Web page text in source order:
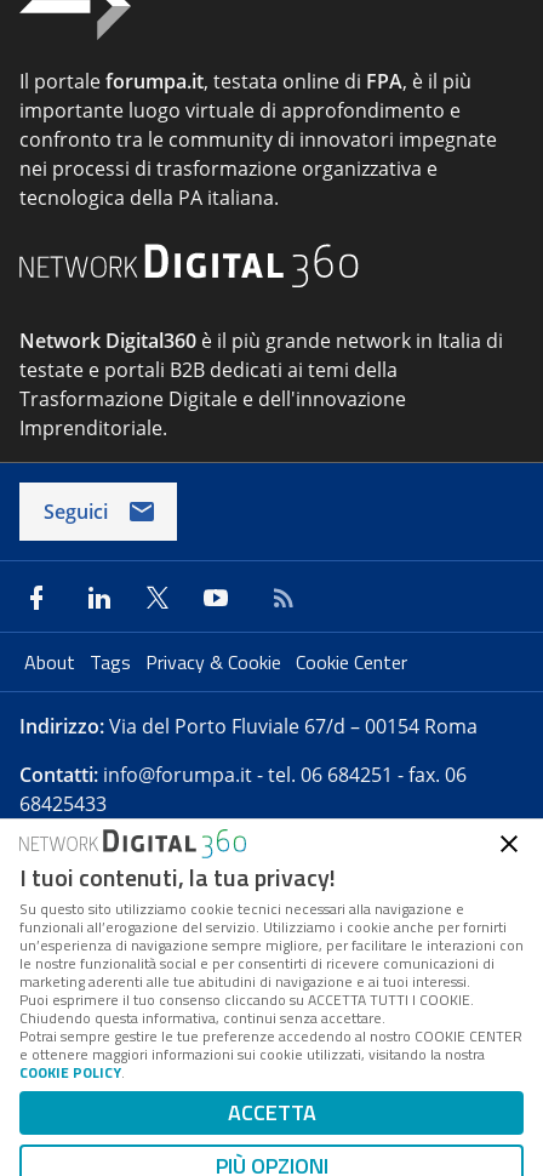
Il portaleforumpa.it, testata online di FPA, è il più
importante luogo virtuale di approfondimento e
confronto tra le community di innovatori impegnate
nei processi di trasformazione organizzativa e
tecnologica della PA italiana.
Network Digital360 è il più grande network in Italia di
testate e portali B2B dedicati ai temi della
Trasformazione Digitale e dell'innovazione
Imprenditoriale.
Seguici
About Tags Privacy & Cookie Cookie Center
Indirizzo:Via del Porto Fluviale 67/d – 00154 Roma
Contatti: info@forumpa.it- tel. 06 684251 - fax. 06
68425433
Forumpa.itè una pubblicazione telematica iscritta
presso Registro della stampa del Tribunale di Roma -
Reg. n. 182 del 2 maggio 2008 - Direttore resp. Michela
Stentella
FPA s.r.l. è società soggetta a Direzione e
Coordinamento da parte di Digital360 S.p.A. - FPA s.r.l.
è un'azienda certificata per il sistema di management
Codice Fiscale/Partita IVA n. 10693191008 - R.E.A. Roma
n. 1249791. ISP AWS
Mappa del sito
I tuoi contenuti, la tua privacy!
Su questo sito utilizziamo cookie tecnici necessari alla navigazione e
funzionali all’erogazione del servizio. Utilizziamo i cookie anche per fornirti
un’esperienza di navigazione sempre migliore, per facilitare le interazioni con
le nostre funzionalità social e per consentirti di ricevere comunicazioni di
marketing aderenti alle tue abitudini di navigazione e ai tuoi interessi.
Puoi esprimere il tuo consenso cliccando su ACCETTA TUTTI I COOKIE.
Chiudendo questa informativa, continui senza accettare.
Potrai sempre gestire le tue preferenze accedendo al nostro COOKIE CENTER
e ottenere maggiori informazioni sui cookie utilizzati, visitando la nostra
COOKIE POLICY.
ACCETTA
PIÙ OPZIONI